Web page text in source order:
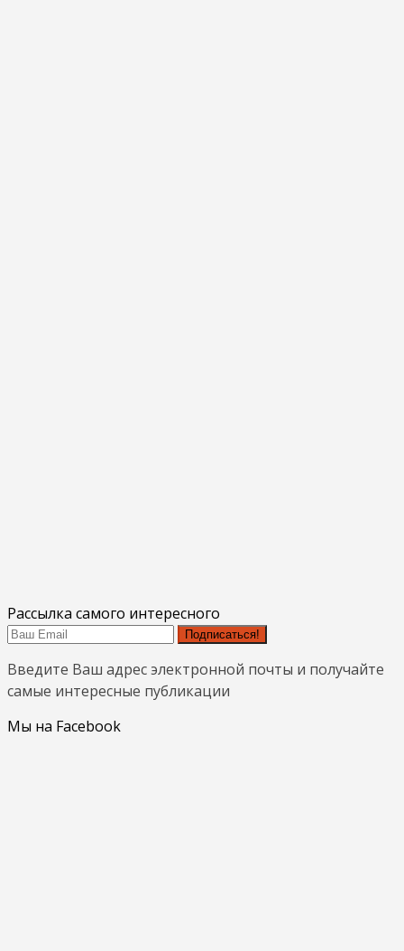
Рассылка самого интересного
Подписаться!
Введите Ваш адрес электронной почты и получайте
самые интересные публикации
Мы на Facebook